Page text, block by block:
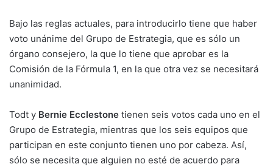
Bajo las reglas actuales, para introducirlo tiene que haber
voto unánime del Grupo de Estrategia, que es sólo un
órgano consejero, la que lo tiene que aprobar es la
Comisión de la Fórmula 1, en la que otra vez se necesitará
unanimidad.
Todt y Bernie Ecclestone tienen seis votos cada uno en el
Grupo de Estrategia, mientras que los seis equipos que
participan en este conjunto tienen uno por cabeza. Así,
sólo se necesita que alguien no esté de acuerdo para